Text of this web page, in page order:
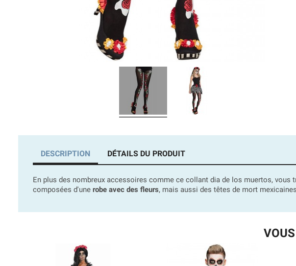
DESCRIPTION DÉTAILS DU PRODUIT
En plus des nombreux accessoires comme ce collant dia de los muertos,
composées d'une robe avec des fleurs, mais aussi des têtes de mort